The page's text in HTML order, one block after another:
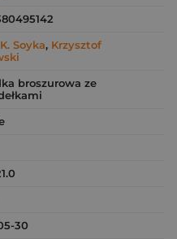
Soyka, Krzysztof
broszurowa ze
30